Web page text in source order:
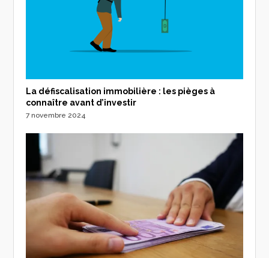
La défiscalisation immobilière : les pièges à
connaître avant d’investir
7 novembre 2024